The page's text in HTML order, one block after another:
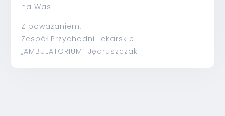
na Was!
Z poważaniem,
Zespół Przychodni Lekarskiej
„AMBULATORIUM” Jędruszczak